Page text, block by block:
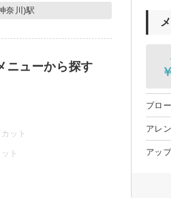
ブロ
アレ
アッ
奈川)駅
ニューから探す
ット
ト